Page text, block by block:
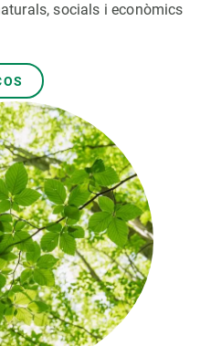
socials i econòmics